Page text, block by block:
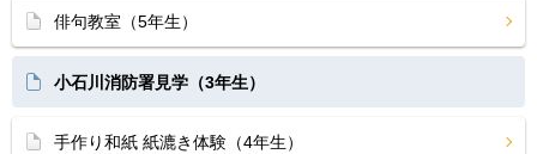
俳句教室（5年生）
小石川消防署見学（3年生）
手作り和紙 紙漉き体験（4年生）